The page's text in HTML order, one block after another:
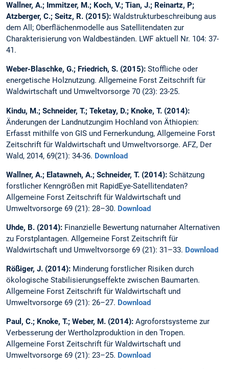
Wallner, A.; Immitzer, M.; Koch, V.; Tian, J.; Reinartz, P;
Atzberger, C.; Seitz, R. (2015): Waldstrukturbeschreibung aus
dem All; Oberflächenmodelle aus Satellitendaten zur
Charakterisierung von Waldbeständen. LWF aktuell Nr. 104: 37-
41.
Weber-Blaschke, G.; Friedrich, S. (2015): Stoffliche oder
energetische Holznutzung. Allgemeine Forst Zeitschrift für
Waldwirtschaft und Umweltvorsorge 70 (23): 23-25.
Kindu, M.; Schneider, T.; Teketay, D.; Knoke, T. (2014):
Änderungen der Landnutzungim Hochland von Äthiopien:
Erfasst mithilfe von GIS und Fernerkundung, Allgemeine Forst
Zeitschrift für Waldwirtschaft und Umweltvorsorge. AFZ, Der
Wald, 2014, 69(21): 34-36. Download
Wallner, A.; Elatawneh, A.; Schneider, T. (2014): Schätzung
forstlicher Kenngrößen mit RapidEye-Satellitendaten?
Allgemeine Forst Zeitschrift für Waldwirtschaft und
Umweltvorsorge 69 (21): 28–30. Download
Uhde, B. (2014): Finanzielle Bewertung naturnaher Alternativen
zu Forstplantagen. Allgemeine Forst Zeitschrift für
Waldwirtschaft und Umweltvorsorge 69 (21): 31–33. Download
Rößiger, J. (2014): Minderung forstlicher Risiken durch
ökologische Stabilisierungseffekte zwischen Baumarten.
Allgemeine Forst Zeitschrift für Waldwirtschaft und
Umweltvorsorge 69 (21): 26–27. Download
Paul, C.; Knoke, T.; Weber, M. (2014): Agroforstsysteme zur
Verbesserung der Wertholzproduktion in den Tropen.
Allgemeine Forst Zeitschrift für Waldwirtschaft und
Umweltvorsorge 69 (21): 23–25. Download